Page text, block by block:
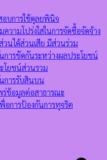
อบการใช้ดุลยพินิจ
ความโปร่งใสในการจัดซื้อจัดจ้าง
วนได้ส่วนเสีย มีส่วนร่วม
การขัดกันระหว่างผลประโยชน์
โยชน์ส่วนรวม
การรับสินบน
ร่ข้อมูลต่อสาธารณะ
อการป้องกันการทุจริต